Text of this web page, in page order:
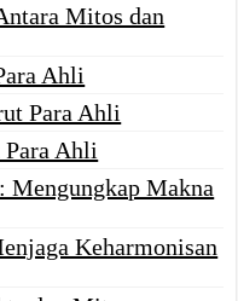
Mitos dan
Ahli
Para Ahli
Ahli
Makna
Keharmonisan